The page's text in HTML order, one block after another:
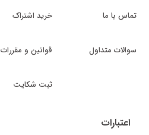
تماس با ما
سوالات متداول
خرید اشتراک
قوانین و مقررات
ثبت شکایت
اعتبارات